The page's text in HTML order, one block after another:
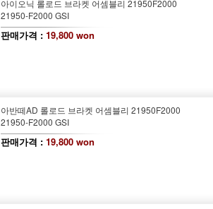
아이오닉 롤로드 브라켓 어셈블리 21950F2000
21950-F2000 GSI
판매가격 : 19,800 won
아반떼AD 롤로드 브라켓 어셈블리 21950F2000
21950-F2000 GSI
판매가격 : 19,800 won